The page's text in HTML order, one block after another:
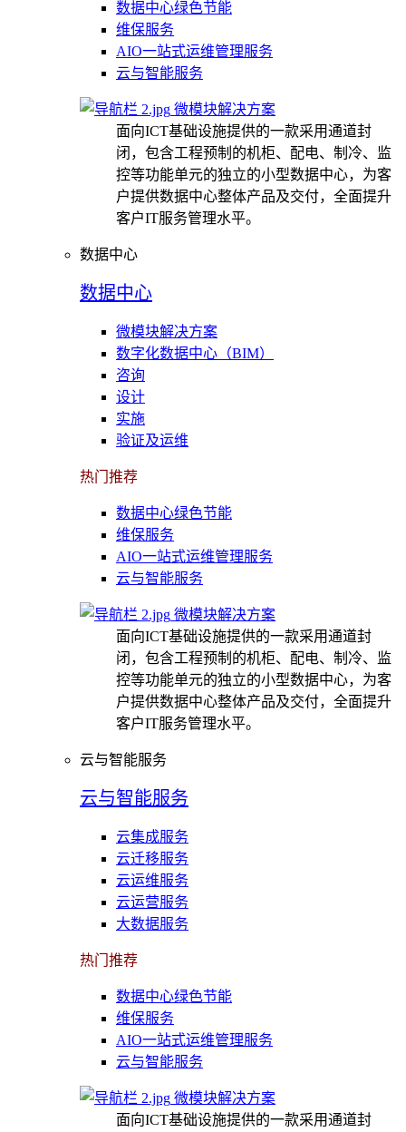
数据中心绿色节能
维保服务
AIO一站式运维管理服务
云与智能服务
微模块解决方案
面向ICT基础设施提供的一款采用通道封
闭，包含工程预制的机柜、配电、制冷、监
控等功能单元的独立的小型数据中心，为客
户提供数据中心整体产品及交付，全面提升
客户IT服务管理水平。
数据中心
数据中心
微模块解决方案
数字化数据中心（BIM）
咨询
设计
实施
验证及运维
热门推荐
数据中心绿色节能
维保服务
AIO一站式运维管理服务
云与智能服务
微模块解决方案
面向ICT基础设施提供的一款采用通道封
闭，包含工程预制的机柜、配电、制冷、监
控等功能单元的独立的小型数据中心，为客
户提供数据中心整体产品及交付，全面提升
客户IT服务管理水平。
云与智能服务
云与智能服务
云集成服务
云迁移服务
云运维服务
云运营服务
大数据服务
热门推荐
数据中心绿色节能
维保服务
AIO一站式运维管理服务
云与智能服务
微模块解决方案
面向ICT基础设施提供的一款采用通道封